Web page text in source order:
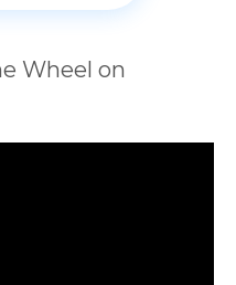
Wheel on